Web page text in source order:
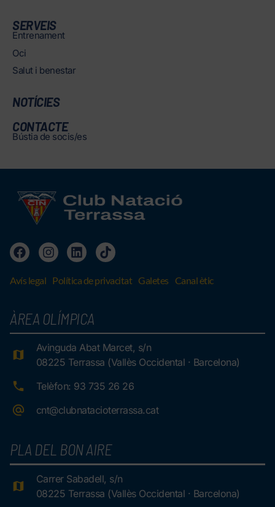
SERVEIS
Entrenament
Oci
Salut i benestar
NOTÍCIES
CONTACTE
Bústia de socis/es
Avís legal Política de privacitat Galetes Canal ètic
ÀREA OLÍMPICA
Avinguda Abat Marcet, s/n
08225 Terrassa (Vallès Occidental · Barcelona)
Telèfon: 93 735 26 26
cnt@clubnatacioterrassa.cat
PLA DEL BON AIRE
Carrer Sabadell, s/n
08225 Terrassa (Vallès Occidental · Barcelona)